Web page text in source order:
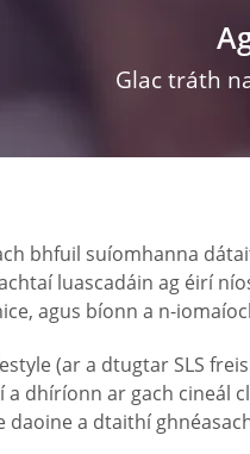
Glac tráth
bhfuil suíomhanna
luascadáin ag éirí
agus bíonn a n-
(ar a dtugtar SLS
a dhíríonn ar gach cineál
daoine a dtaithí